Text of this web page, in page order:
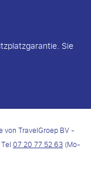
Sie
TravelGroep BV -
07 20 77 52 63(Mo-